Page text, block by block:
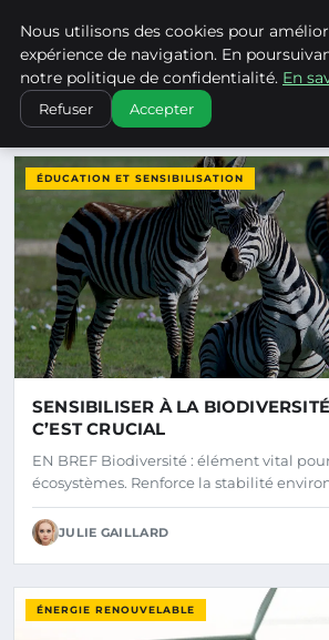
DERNIERS ARTICLES
ÉDUCATION ET SENSIBILISATION
SENSIBILISER À LA
C’EST CRUCIAL
EN BREF Biodiversité : élément vital
écosystèmes. Renforce la stabilité
JULIE GAILLARD
ÉNERGIE RENOUVELABLE
Nous utilisons des cookies pour
expérience de navigation. En
notre politique de confidentialité. En
Refuser Accepter